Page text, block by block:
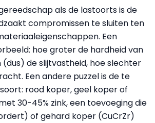
als de lastoorts is de
compromissen te sluiten ten
Een
hoe groter de hardheid van
de slijtvastheid, hoe slechter
Een andere puzzel is de te
rood koper, geel koper of
30-45% zink, een toevoeging die
of gehard koper (CuCrZr)